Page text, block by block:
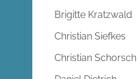
Brigitte Kratzwald
Christian Siefkes
Christian Schorsch